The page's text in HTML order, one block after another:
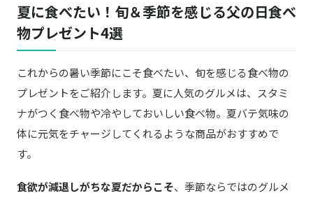
夏に食べたい！旬＆季節を感じる父の日食べ
物プレゼント4選
これからの暑い季節にこそ食べたい、旬を感じる食べ物の
プレゼントをご紹介します。夏に人気のグルメは、スタミ
ナがつく食べ物や冷やしておいしい食べ物。夏バテ気味の
体に元気をチャージしてくれるような商品がおすすめで
す。
食欲が減退しがちな夏だからこそ、季節ならではのグルメ